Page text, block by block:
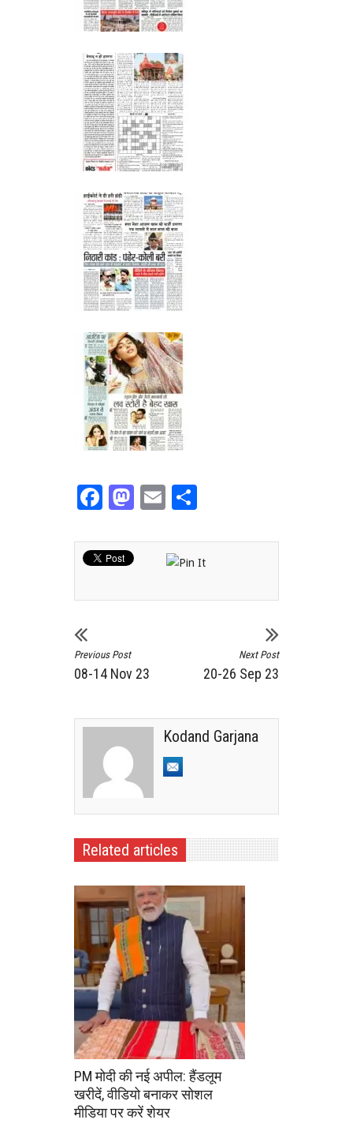
Facebook
Mastodon
Email
Previous Post
08-14 Nov 23
Next Post
20-26 Sep 23
Kodand Garjana
Related articles
PM मोदी की नई अपील: हैंडलूम
खरीदें, वीडियो बनाकर सोशल
मीडिया पर करें शेयर